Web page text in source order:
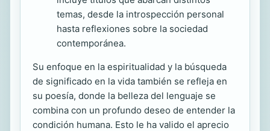
temas, desde la introspección personal
hasta reflexiones sobre la sociedad
contemporánea.
Su enfoque en la espiritualidad y la búsqueda
de significado en la vida también se refleja en
su poesía, donde la belleza del lenguaje se
combina con un profundo deseo de entender la
condición humana. Esto le ha valido el aprecio